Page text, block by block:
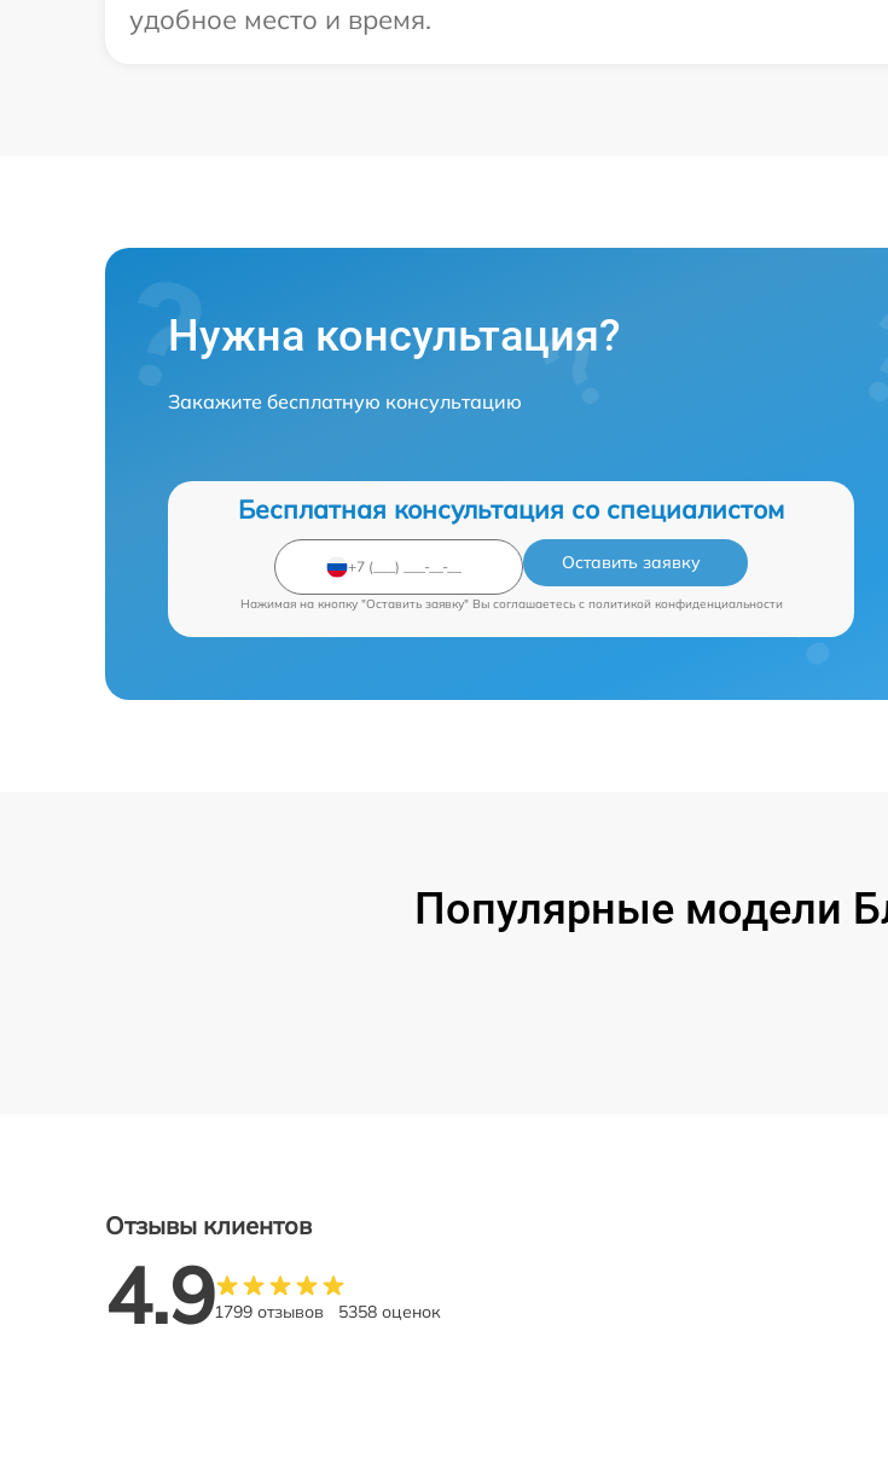
удобное место и время.
Нужна консультация?
Закажите бесплатную консультацию
Бесплатная консультация со специалистом
Оставить заявку
Нажимая на кнопку "Оставить заявку" Вы соглашаетесь c политикой конфиденциальности
Популярные модели
Отзывы клиентов
4.91799 отзывов 5358 оценок